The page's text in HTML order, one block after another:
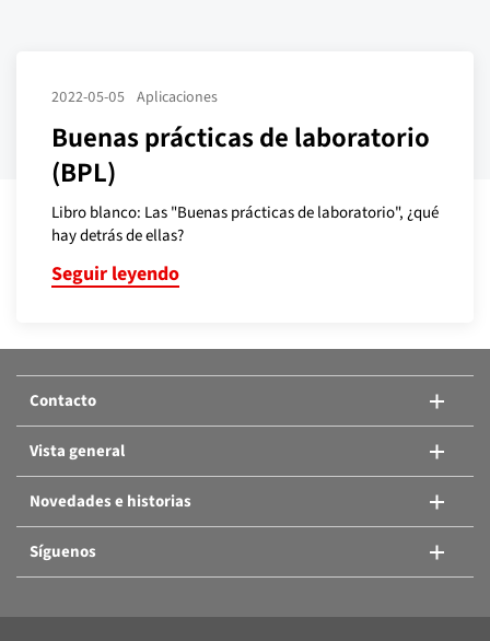
2022-05-05 Aplicaciones
Buenas prácticas de laboratorio
(BPL)
Libro blanco: Las "Buenas prácticas de laboratorio", ¿qué
hay detrás de ellas?
Seguir leyendo
Contacto
Vista general
Novedades e historias
Síguenos